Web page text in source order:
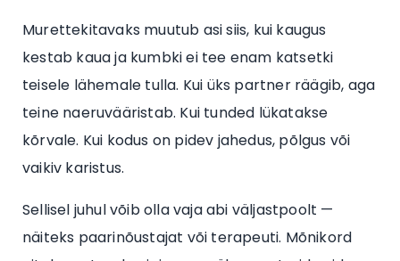
Murettekitavaks muutub asi siis, kui kaugus
kestab kaua ja kumbki ei tee enam katsetki
teisele lähemale tulla. Kui üks partner räägib, aga
teine naeruvääristab. Kui tunded lükatakse
kõrvale. Kui kodus on pidev jahedus, põlgus või
vaikiv karistus.
Sellisel juhul võib olla vaja abi väljastpoolt —
näiteks paarinõustajat või terapeuti. Mõnikord